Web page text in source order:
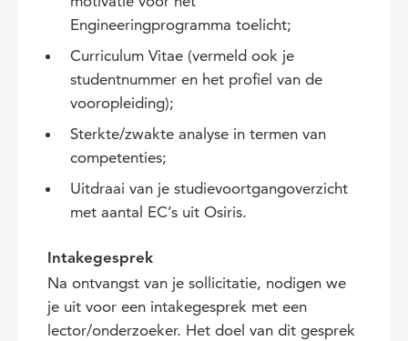
Engineeringprogramma toelicht;
Curriculum Vitae (vermeld ook je
studentnummer en het profiel van de
vooropleiding);
Sterkte/zwakte analyse in termen van
competenties;
Uitdraai van je studievoortgangoverzicht
met aantal EC’s uit Osiris.
Intakegesprek
Na ontvangst van je sollicitatie, nodigen we
je uit voor een intakegesprek met een
lector/onderzoeker. Het doel van dit gesprek